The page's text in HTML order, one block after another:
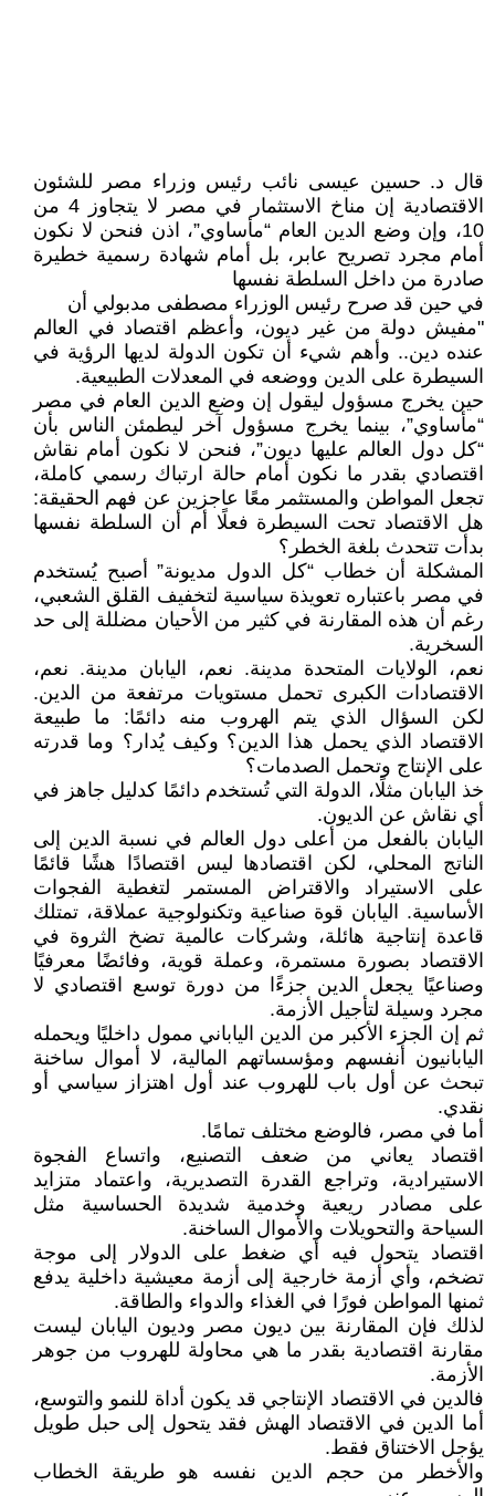
قال د. حسين عيسى نائب رئيس وزراء مصر للشئون
الاقتصادية إن مناخ الاستثمار في مصر لا يتجاوز 4 من
10، وإن وضع الدين العام “مأساوي”، اذن فنحن لا نكون
أمام مجرد تصريح عابر، بل أمام شهادة رسمية خطيرة
صادرة من داخل السلطة نفسها
في حين قد صرح رئيس الوزراء مصطفى مدبولي أن
"مفيش دولة من غير ديون، وأعظم اقتصاد في العالم
عنده دين.. وأهم شيء أن تكون الدولة لديها الرؤية في
السيطرة على الدين ووضعه في المعدلات الطبيعية.
حين يخرج مسؤول ليقول إن وضع الدين العام في مصر
“مأساوي”، بينما يخرج مسؤول آخر ليطمئن الناس بأن
“كل دول العالم عليها ديون”، فنحن لا نكون أمام نقاش
اقتصادي بقدر ما نكون أمام حالة ارتباك رسمي كاملة،
تجعل المواطن والمستثمر معًا عاجزين عن فهم الحقيقة:
هل الاقتصاد تحت السيطرة فعلًا أم أن السلطة نفسها
بدأت تتحدث بلغة الخطر؟
المشكلة أن خطاب “كل الدول مديونة” أصبح يُستخدم
في مصر باعتباره تعويذة سياسية لتخفيف القلق الشعبي،
رغم أن هذه المقارنة في كثير من الأحيان مضللة إلى حد
السخرية.
نعم، الولايات المتحدة مدينة. نعم، اليابان مدينة. نعم،
الاقتصادات الكبرى تحمل مستويات مرتفعة من الدين.
لكن السؤال الذي يتم الهروب منه دائمًا: ما طبيعة
الاقتصاد الذي يحمل هذا الدين؟ وكيف يُدار؟ وما قدرته
على الإنتاج وتحمل الصدمات؟
خذ اليابان مثلًا، الدولة التي تُستخدم دائمًا كدليل جاهز في
أي نقاش عن الديون.
اليابان بالفعل من أعلى دول العالم في نسبة الدين إلى
الناتج المحلي، لكن اقتصادها ليس اقتصادًا هشًا قائمًا
على الاستيراد والاقتراض المستمر لتغطية الفجوات
الأساسية. اليابان قوة صناعية وتكنولوجية عملاقة، تمتلك
قاعدة إنتاجية هائلة، وشركات عالمية تضخ الثروة في
الاقتصاد بصورة مستمرة، وعملة قوية، وفائضًا معرفيًا
وصناعيًا يجعل الدين جزءًا من دورة توسع اقتصادي لا
مجرد وسيلة لتأجيل الأزمة.
ثم إن الجزء الأكبر من الدين الياباني ممول داخليًا ويحمله
اليابانيون أنفسهم ومؤسساتهم المالية، لا أموال ساخنة
تبحث عن أول باب للهروب عند أول اهتزاز سياسي أو
نقدي.
أما في مصر، فالوضع مختلف تمامًا.
اقتصاد يعاني من ضعف التصنيع، واتساع الفجوة
الاستيرادية، وتراجع القدرة التصديرية، واعتماد متزايد
على مصادر ريعية وخدمية شديدة الحساسية مثل
السياحة والتحويلات والأموال الساخنة.
اقتصاد يتحول فيه أي ضغط على الدولار إلى موجة
تضخم، وأي أزمة خارجية إلى أزمة معيشية داخلية يدفع
ثمنها المواطن فورًا في الغذاء والدواء والطاقة.
لذلك فإن المقارنة بين ديون مصر وديون اليابان ليست
مقارنة اقتصادية بقدر ما هي محاولة للهروب من جوهر
الأزمة.
فالدين في الاقتصاد الإنتاجي قد يكون أداة للنمو والتوسع،
أما الدين في الاقتصاد الهش فقد يتحول إلى حبل طويل
يؤجل الاختناق فقط.
والأخطر من حجم الدين نفسه هو طريقة الخطاب